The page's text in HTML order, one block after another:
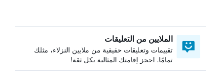
الملايين من التعليقات
تقييمات وتعليقات حقيقية من ملايين النزلاء، مثلك
تمامًا. احجز إقامتك المثالية بكل ثقة!